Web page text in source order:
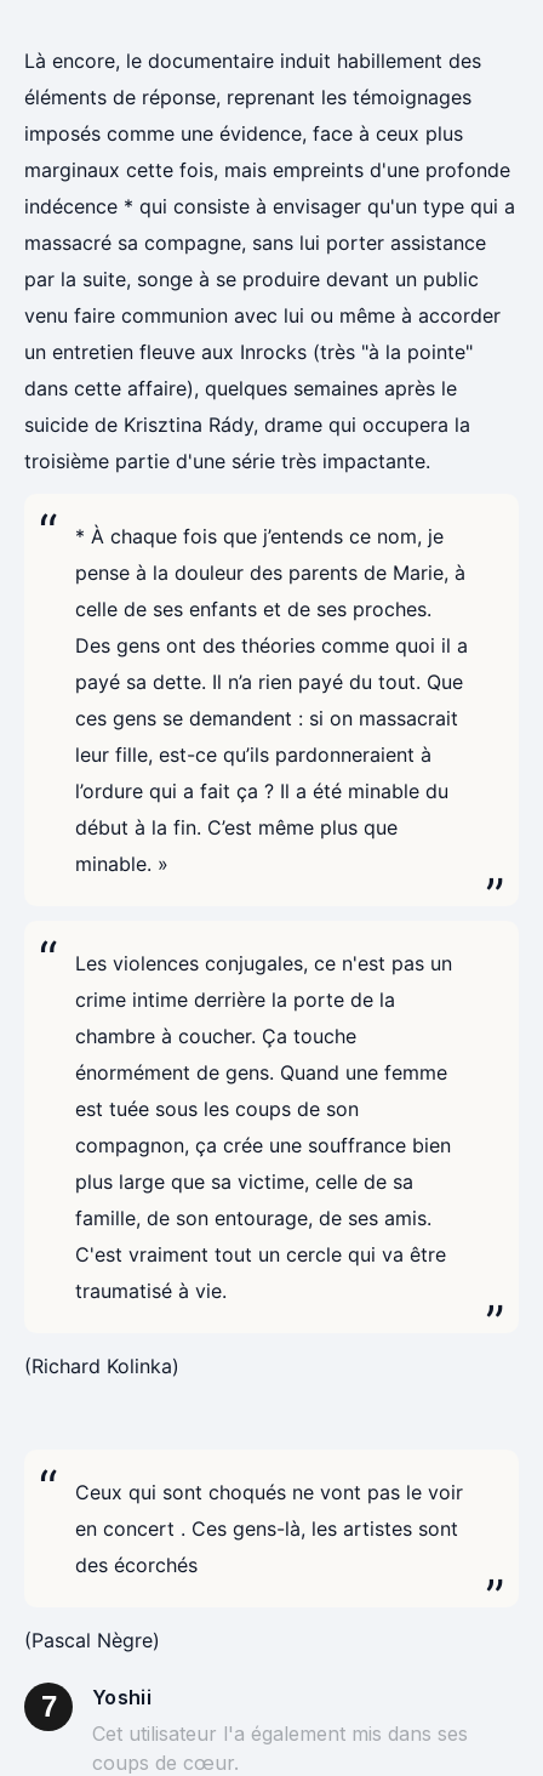
Là encore, le documentaire induit habillement des
éléments de réponse, reprenant les témoignages
imposés comme une évidence, face à ceux plus
marginaux cette fois, mais empreints d'une profonde
indécence * qui consiste à envisager qu'un type qui a
massacré sa compagne, sans lui porter assistance
par la suite, songe à se produire devant un public
venu faire communion avec lui ou même à accorder
un entretien fleuve aux Inrocks (très "à la pointe"
dans cette affaire), quelques semaines après le
suicide de Krisztina Rády, drame qui occupera la
troisième partie d'une série très impactante.
* À chaque fois que j’entends ce nom, je
pense à la douleur des parents de Marie, à
celle de ses enfants et de ses proches.
Des gens ont des théories comme quoi il a
payé sa dette. Il n’a rien payé du tout. Que
ces gens se demandent : si on massacrait
leur fille, est-ce qu’ils pardonneraient à
l’ordure qui a fait ça ? Il a été minable du
début à la fin. C’est même plus que
minable. »
Les violences conjugales, ce n'est pas un
crime intime derrière la porte de la
chambre à coucher. Ça touche
énormément de gens. Quand une femme
est tuée sous les coups de son
compagnon, ça crée une souffrance bien
plus large que sa victime, celle de sa
famille, de son entourage, de ses amis.
C'est vraiment tout un cercle qui va être
traumatisé à vie.
(Richard Kolinka)
Ceux qui sont choqués ne vont pas le voir
en concert . Ces gens-là, les artistes sont
des écorchés
(Pascal Nègre)
7
Yoshii
Cet utilisateur l'a également mis dans ses
coups de cœur.